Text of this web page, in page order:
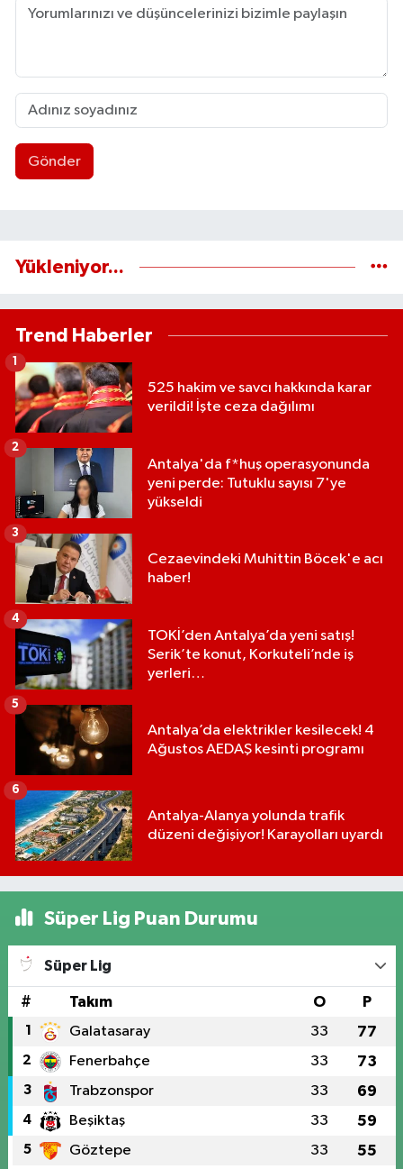
Gönder
Yükleniyor...
Trend Haberler
525 hakim ve savcı hakkında karar
verildi! İşte ceza dağılımı
Antalya'da f*huş operasyonunda
yeni perde: Tutuklu sayısı 7'ye
yükseldi
2
Cezaevindeki Muhittin Böcek'e acı
haber!
3
TOKİ’den Antalya’da yeni satış!
Serik’te konut, Korkuteli’nde iş
yerleri…
4
Antalya’da elektrikler kesilecek! 4
Ağustos AEDAŞ kesinti programı
5
Antalya-Alanya yolunda trafik
düzeni değişiyor! Karayolları uyardı
6
Süper Lig Puan Durumu
Süper Lig
# Takım O P
1 Galatasaray 33 77
2 Fenerbahçe 33 73
3 Trabzonspor 33 69
4 Beşiktaş 33 59
5 Göztepe 33 55